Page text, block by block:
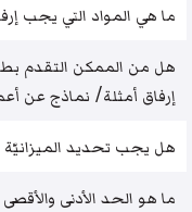
ما هي المواد التي يجب
هل من الممكن التقدم
إرفاق أمثلة/ نماذج عن
هل يجب تحديد
ما هو الحد الأدنى